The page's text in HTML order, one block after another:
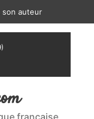
son auteur